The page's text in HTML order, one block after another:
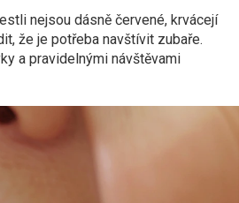
nejsou dásně červené, krvácejí
že je potřeba navštívit zubaře.
a pravidelnými návštěvami